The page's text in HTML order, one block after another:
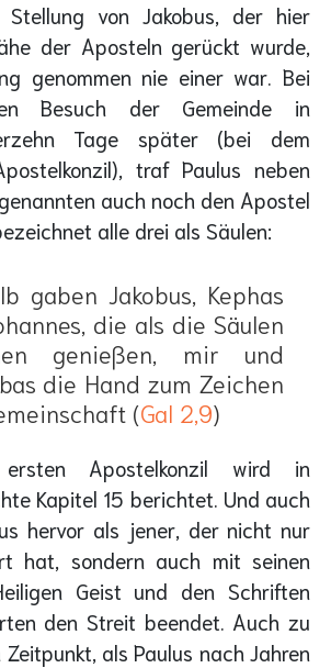
Stellung von Jakobus, der hier
der Aposteln gerückt wurde,
genommen nie einer war. Bei
Besuch der Gemeinde in
Tage später (bei dem
traf Paulus neben
auch noch den Apostel
alle drei als Säulen:
gaben Jakobus, Kephas
die als die Säulen
genießen, mir und
die Hand zum Zeichen
(Gal 2,9)
Apostelkonzil wird in
Kapitel 15 berichtet. Und auch
hervor als jener, der nicht nur
hat, sondern auch mit seinen
Geist und den Schriften
den Streit beendet. Auch zu
als Paulus nach Jahren